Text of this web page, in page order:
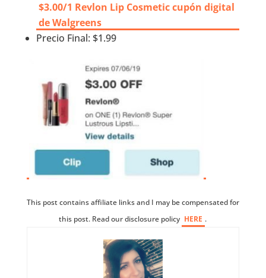
$3.00/1 Revlon Lip Cosmetic cupón digital
de Walgreens
Precio Final: $1.99
This post contains affiliate links and I may be compensated for
this post. Read our disclosure policy HERE .